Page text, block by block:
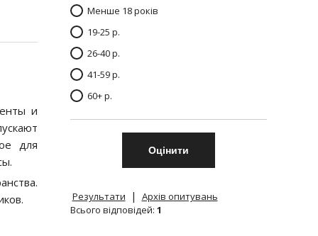
и
для
Менше 18 років
19-25 р.
26-40 р.
41-59 р.
60+ р.
Результати |
Архів опитувань
Всього відповідей: 1